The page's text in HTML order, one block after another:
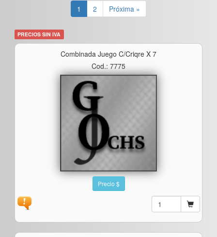
1 2 Próxima »
PRECIOS SIN IVA
Combinada Juego C/criqre X 7
Cod.: 7775
Precio $